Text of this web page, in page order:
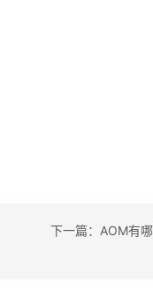
下一篇：AOM有